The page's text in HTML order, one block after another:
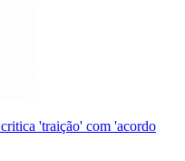
'traição' com 'acordo